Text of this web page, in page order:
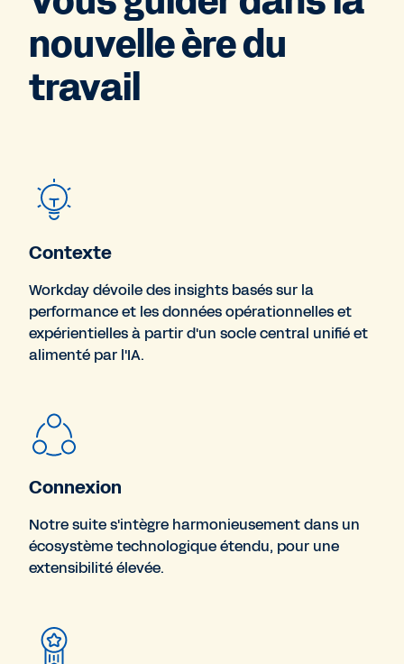
nouvelle ère du
travail
Contexte
Workday dévoile des insights basés sur la
performance et les données opérationnelles et
expérientielles à partir d'un socle central unifié et
alimenté par l'IA.
Connexion
Notre suite s'intègre harmonieusement dans un
écosystème technologique étendu, pour une
extensibilité élevée.